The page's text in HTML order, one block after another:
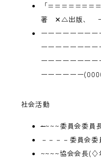
「
著 ✕△出版、 ー
ーーーーーーー
ーーーーーーー
ーーーーーーー
ーーーーーー
社会活動
~~~~委員会委
－－－－委員会
~~~~協会会長